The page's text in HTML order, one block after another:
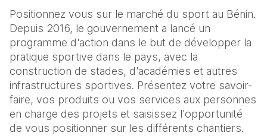
Positionnez vous sur le marché du sport au Bénin.
Depuis 2016, le gouvernement a lancé un
programme d'action dans le but de développer la
pratique sportive dans le pays, avec la
construction de stades, d'académies et autres
infrastructures sportives. Présentez votre savoir-
faire, vos produits ou vos services aux personnes
en charge des projets et saisissez l'opportunité
de vous positionner sur les différents chantiers.